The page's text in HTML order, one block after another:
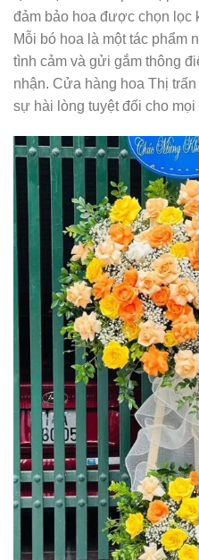
đảm bảo hoa được chọn lọc
Mỗi bó hoa là một tác phẩm
tình cảm và gửi gắm thông
nhận. Cửa hàng hoa Thị
sự hài lòng tuyệt đối cho mọi